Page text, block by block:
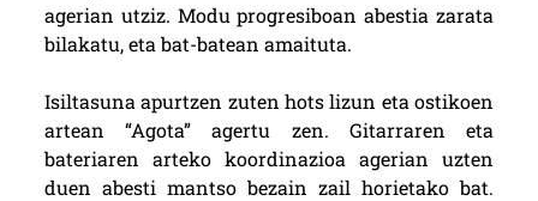
agerian utziz. Modu progresiboan abestia zarata
bilakatu, eta bat-batean amaituta.
Isiltasuna apurtzen zuten hots lizun eta ostikoen
artean “Agota” agertu zen. Gitarraren eta
bateriaren arteko koordinazioa agerian uzten
duen abesti mantso bezain zail horietako bat.